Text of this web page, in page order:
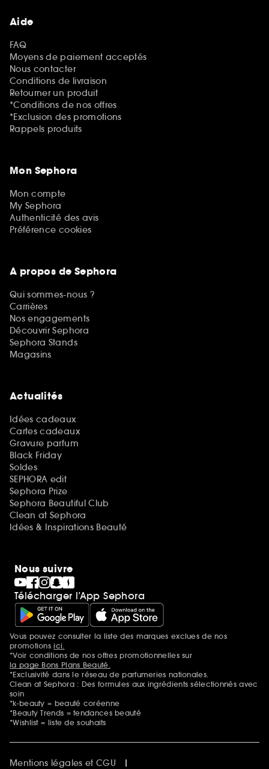
Aide
FAQ
Moyens de paiement acceptés
Nous contacter
Conditions de livraison
Retourner un produit
*Conditions de nos offres
*Exclusion des promotions
Rappels produits
Mon Sephora
Mon compte
My Sephora
Authenticité des avis
Préférence cookies
A propos de Sephora
Qui sommes-nous ?
Carrières
Nos engagements
Découvrir Sephora
Sephora Stands
Magasins
Actualités
Idées cadeaux
Cartes cadeaux
Gravure parfum
Black Friday
Soldes
SEPHORA edit
Sephora Prize
Sephora Beautiful Club
Clean at Sephora
Idées & Inspirations Beauté
Nous suivre
Télécharger l’App Sephora
Mentions additionnelles
Vous pouvez consulter la liste des marques exclues de nos
promotionsici.
*Voir conditions de nos offres promotionnelles sur
la page Bons Plans Beauté.
*Exclusivité dans le réseau de parfumeries nationales.
Clean at Sephora : Des formules aux ingrédients sélectionnés avec
soin
*k-beauty = beauté coréenne
*Beauty Trends = tendances beauté
*Wishlist = liste de souhaits
Mentions légales et CGU